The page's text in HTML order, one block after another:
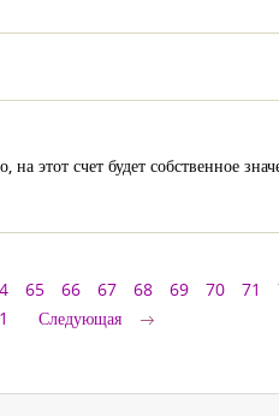
этот счет будет собственное
65 66 67 68 69 70 71
Следующая